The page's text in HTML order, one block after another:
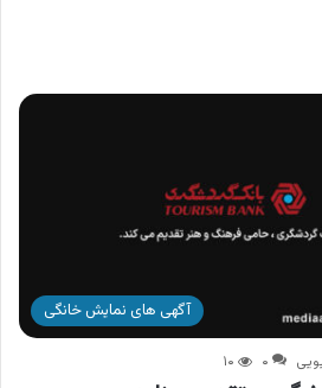
آگهی های نمایش خانگی
۰ ۱۰